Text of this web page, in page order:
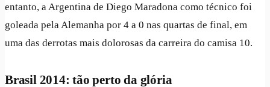
entanto, a Argentina de Diego Maradona como técnico foi
goleada pela Alemanha por 4 a 0 nas quartas de final, em
uma das derrotas mais dolorosas da carreira do camisa 10.
Brasil 2014: tão perto da glória